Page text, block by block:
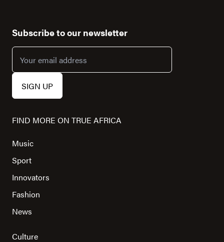
Subscribe to our newsletter
FIND MORE ON TRUE AFRICA
Music
Sport
Innovators
Fashion
News
Culture